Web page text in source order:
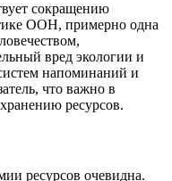
сокращению
ООН, примерно одна
вред экологии и
напоминаний и
что важно в
ресурсов.
ресурсов очевидна.